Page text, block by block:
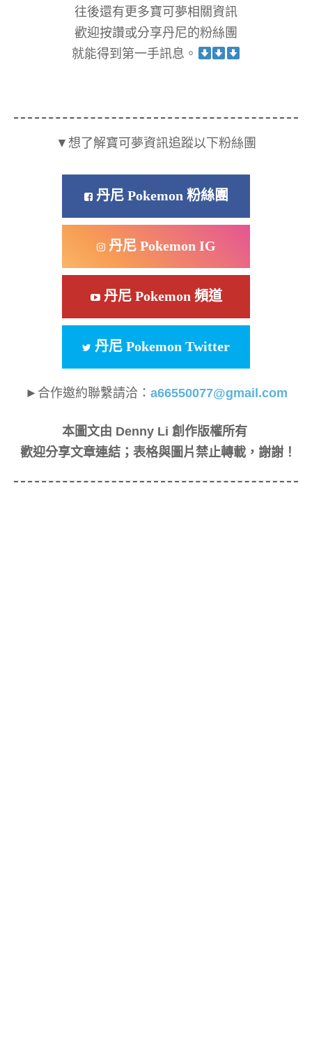
往後還有更多寶可夢相關資訊
歡迎按讚或分享丹尼的粉絲團
就能得到第一手訊息。
▼想了解寶可夢資訊追蹤以下粉絲團
丹尼 Pokemon 粉絲團
丹尼 Pokemon IG
丹尼 Pokemon 頻道
丹尼 Pokemon Twitter
►合作邀約聯繫請洽： a66550077@gmail.com
本圖文由 Denny Li 創作版權所有
歡迎分享文章連結；表格與圖片禁止轉載，謝謝！